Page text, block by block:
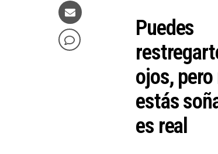
Puedes
ojos, pero
estás
es real